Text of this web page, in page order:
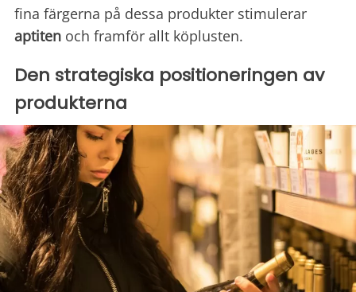
fina färgerna på dessa produkter stimulerar
aptiten och framför allt köplusten.
Den strategiska positioneringen av
produkterna